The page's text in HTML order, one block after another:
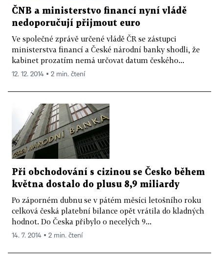
ČNB a ministerstvo financí nyní vládě
nedoporučují přijmout euro
Ve společné zprávě určené vládě ČR se zástupci
ministerstva financí a České národní banky shodli, že
kabinet prozatím nemá určovat datum českého...
12. 12. 2014 ▪ 2 min. čtení
Při obchodování s cizinou se Česko během
května dostalo do plusu 8,9 miliardy
Po záporném dubnu se v pátém měsíci letošního roku
celková česká platební bilance opět vrátila do kladných
hodnot. Do Česka přibylo o necelých 9...
14. 7. 2014 ▪ 2 min. čtení